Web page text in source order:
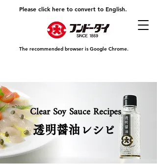
Please click here to convert to English.
The recommended browser is Google Chrome.
Clear Soy Sauce Recipes
​透明醤油レシピ